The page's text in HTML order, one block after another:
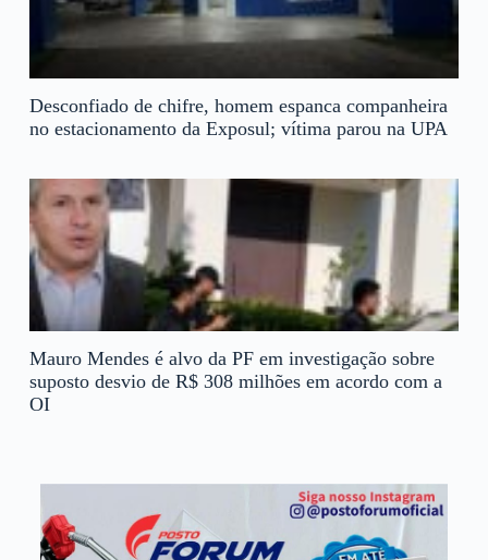
Desconfiado de chifre, homem espanca companheira
no estacionamento da Exposul; vítima parou na UPA
Mauro Mendes é alvo da PF em investigação sobre
suposto desvio de R$ 308 milhões em acordo com a
OI